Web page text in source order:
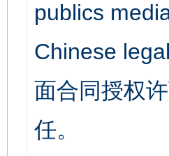
publics
Chinese
面合同授权
任。